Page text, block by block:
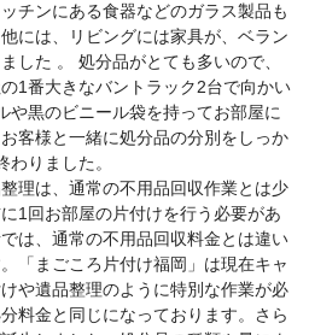
チンにある食器などのガラス製品も
には、リビングには家具が、ベラン
した 。 処分品がとても多いので、
1番大きなバントラック2台で向かい
や黒のビニール袋を持ってお部屋に
客様と一緒に処分品の分別をしっか
わりました。
理は、通常の不用品回収作業とは少
1回お部屋の片付けを行う必要があ
は、通常の不用品回収料金とは違い
「まごころ片付け福岡」は現在キャ
や遺品整理のように特別な作業が必
料金と同じになっております。さら